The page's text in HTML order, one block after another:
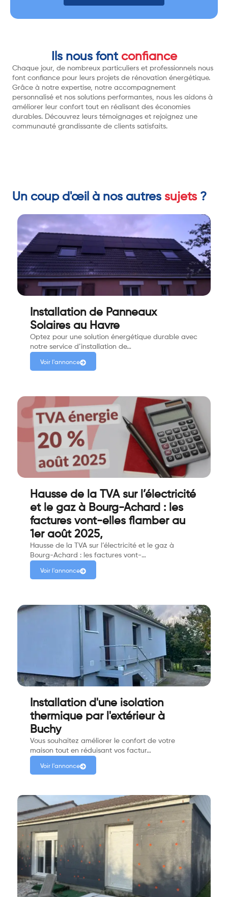
Ils nous font confiance
Chaque jour, de nombreux particuliers et professionnels nous
font confiance pour leurs projets de rénovation énergétique.
Grâce à notre expertise, notre accompagnement
personnalisé et nos solutions performantes, nous les aidons à
améliorer leur confort tout en réalisant des économies
durables. Découvrez leurs témoignages et rejoignez une
communauté grandissante de clients satisfaits.
Un coup d'œil à nos autres sujets ?
Installation de Panneaux
Solaires au Havre
Optez pour une solution énergétique durable avec
notre service d’installation de…
Voir l'annonce
Hausse de la TVA sur l’électricité
et le gaz à Bourg-Achard : les
factures vont-elles flamber au
1er août 2025,
Hausse de la TVA sur l’électricité et le gaz à
Bourg-Achard : les factures vont-…
Voir l'annonce
Installation d'une isolation
thermique par l'extérieur à
Buchy
Vous souhaitez améliorer le confort de votre
maison tout en réduisant vos factur…
Voir l'annonce